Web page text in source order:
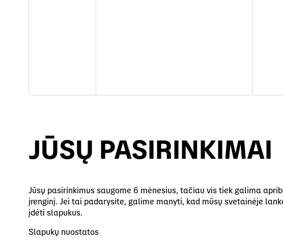
JŪSŲ PASIRINKIMAI
Jūsų pasirinkimus saugome 6 mėnesius, tačiau vis tiek galima
įrenginį. Jei tai padarysite, galime manyti, kad mūsų svetainėje
įdėti slapukus.
Slapukų nuostatos